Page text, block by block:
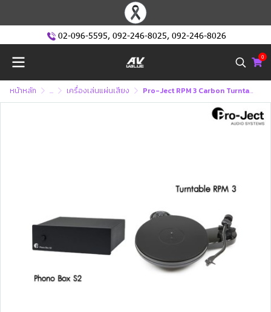
02-096-5595, 092-246-8025, 092-246-8026
0
หน้าหลัก ... เครื่องเล่นแผ่นเสียง Pro-Ject RPM 3 Carbon Turntable + Phono Box S2 Phono Preamplifier เครื่องเล่นแผ่นเสียงพร้อมโฟโนปรีแอมป์